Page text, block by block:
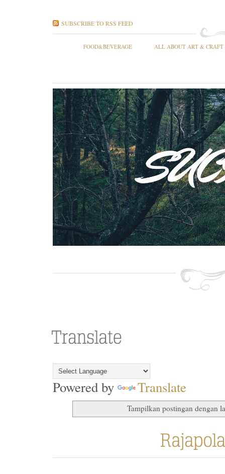
SUBSCRIBE TO RSS FEED
FOOD&BEVERAGE ALL ABOUT ART & CRAFT
Powered by Translate
Tampilkan postingan dengan